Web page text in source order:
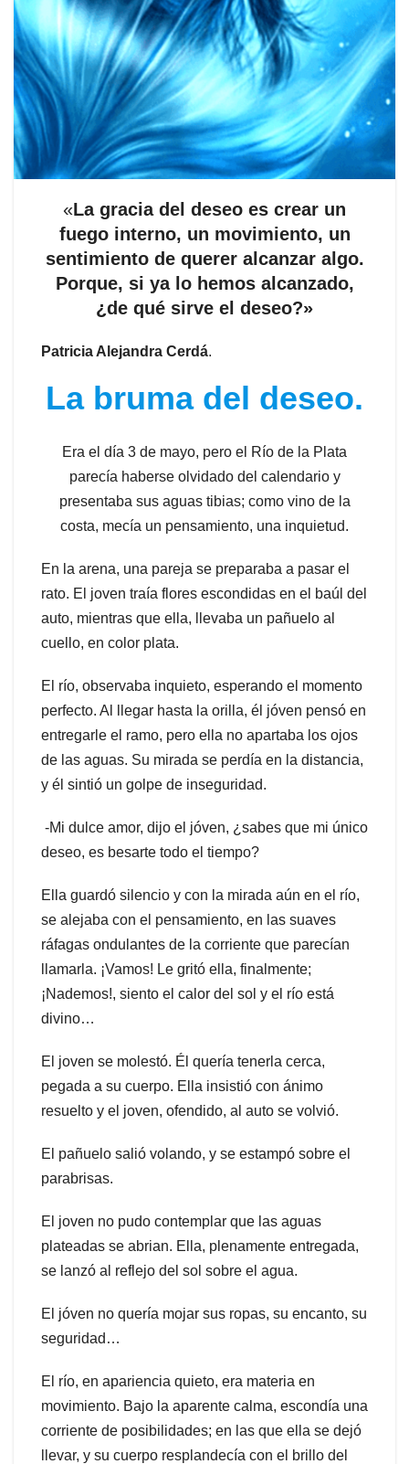
«La gracia del deseo es crear un
fuego interno, un movimiento, un
sentimiento de querer alcanzar algo.
Porque, si ya lo hemos alcanzado,
¿de qué sirve el deseo?»
Patricia Alejandra Cerdá.
La bruma del deseo.
Era el día 3 de mayo, pero el Río de la Plata
parecía haberse olvidado del calendario y
presentaba sus aguas tibias; como vino de la
costa, mecía un pensamiento, una inquietud.
En la arena, una pareja se preparaba a pasar el
rato. El joven traía flores escondidas en el baúl del
auto, mientras que ella, llevaba un pañuelo al
cuello, en color plata.
El río, observaba inquieto, esperando el momento
perfecto. Al llegar hasta la orilla, él jóven pensó en
entregarle el ramo, pero ella no apartaba los ojos
de las aguas. Su mirada se perdía en la distancia,
y él sintió un golpe de inseguridad.
-Mi dulce amor, dijo el jóven, ¿sabes que mi único
deseo, es besarte todo el tiempo?
Ella guardó silencio y con la mirada aún en el río,
se alejaba con el pensamiento, en las suaves
ráfagas ondulantes de la corriente que parecían
llamarla. ¡Vamos! Le gritó ella, finalmente;
¡Nademos!, siento el calor del sol y el río está
divino…
El joven se molestó. Él quería tenerla cerca,
pegada a su cuerpo. Ella insistió con ánimo
resuelto y el joven, ofendido, al auto se volvió.
El pañuelo salió volando, y se estampó sobre el
parabrisas.
El joven no pudo contemplar que las aguas
plateadas se abrian. Ella, plenamente entregada,
se lanzó al reflejo del sol sobre el agua.
El jóven no quería mojar sus ropas, su encanto, su
seguridad…
El río, en apariencia quieto, era materia en
movimiento. Bajo la aparente calma, escondía una
corriente de posibilidades; en las que ella se dejó
llevar, y su cuerpo resplandecía con el brillo del